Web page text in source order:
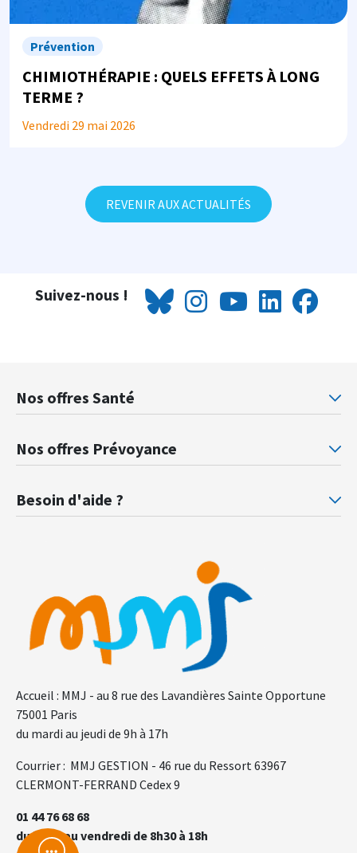
Prévention
CHIMIOTHÉRAPIE : QUELS EFFETS À LONG
TERME ?
Vendredi 29 mai 2026
REVENIR AUX ACTUALITÉS
Suivez-nous !
Accueil : MMJ - au 8 rue des Lavandières Sainte Opportune
75001 Paris
du mardi au jeudi de 9h à 17h
Courrier : MMJ GESTION - 46 rue du Ressort 63967
CLERMONT-FERRAND Cedex 9
01 44 76 68 68
du lundi au vendredi de 8h30 à 18h
Nos offres Santé
Mutuelle santé Retraités justice
Nos offres Prévoyance
Besoin d'aide ?